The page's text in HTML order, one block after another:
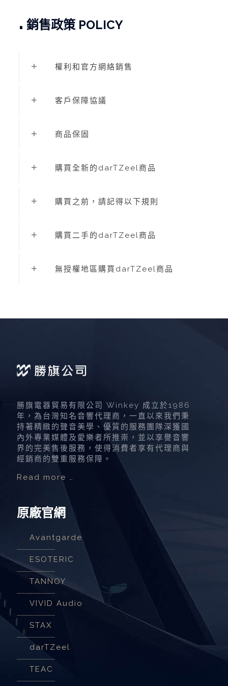
. 銷售政策 POLICY
權利和官方網絡銷售
客戶保障協議
商品保固
購買全新的darTZeel商品
購買之前，請記得以下規則
購買二手的darTZeel商品
無授權地區購買darTZeel商品
勝旗電器貿易有限公司 Winkey 成立於1986
年，為台灣知名音響代理商，一直以來我們秉
持著精緻的聲音美學、優質的服務團隊深獲國
內外專業媒體及愛樂者所推崇，並以享譽音響
界的完美售後服務，使得消費者享有代理商與
經銷商的雙重服務保障。
Read more …
原廠官網
Avantgarde
ESOTERIC
TANNOY
VIVID Audio
STAX
darTZeel
TEAC